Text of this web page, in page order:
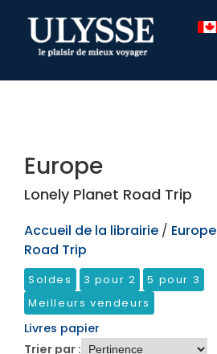
TEST
Europe
Lonely Planet Road Trip
Accueil de la librairie / Europe
Road Trip
Soldes 3 pour 2
5 pour 3
Meilleurs vendeurs
Livres papier
Trier par :